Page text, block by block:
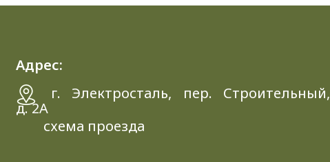
Адрес:
г. Электросталь, пер. Строительный,
д. 2A
схема проезда